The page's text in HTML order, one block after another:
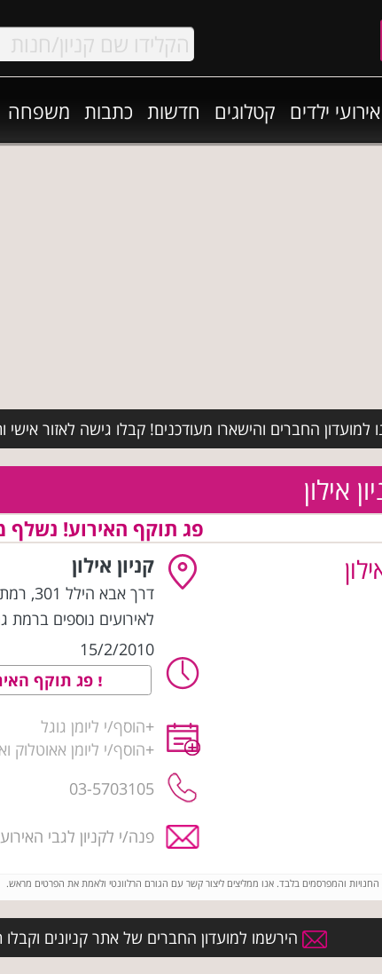
אירועי ילדים קטלוגים חדשות כתבות משפחה
למועדון החברים והישארו מעודכנים! קבלו גישה לאזור אישי
אילון
פג תוקף האירוע! נשלף
קניון אילון
דרך אבא הילל 301 ,
לאירועים נוספים ברמת
15/2/2010
פג תוקף
+הוסף/י ליומן גוגל
+הוסף/י ליומן אאוטלוק
03-5703105
פנה/י לקניון לגבי האירוע
החנויות והמפרסמים בלבד. אנו ממליצים ליצור קשר עם הגורם הרלוונטי ולאמת את הפרטים מראש.
הירשמו למועדון החברים של אתר קניונים וקבלו